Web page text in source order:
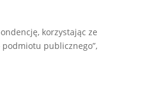
korzystając ze
publicznego”,